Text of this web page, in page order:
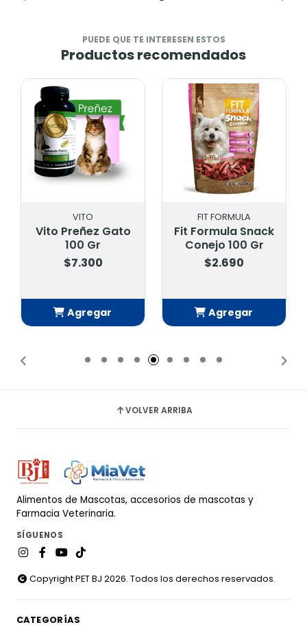
PUEDE QUE TE INTERESEN ESTOS
Productos recomendados
VITO
Vito Preñez Gato
100 Gr
$7.300
Agregar
FIT FORMULA
Fit Formula Snack
Conejo 100 Gr
$2.690
Agregar
VOLVER ARRIBA
Alimentos de Mascotas, accesorios de mascotas y
Farmacia Veterinaria.
SÍGUENOS
Copyright PET BJ 2026. Todos los derechos reservados.
CATEGORÍAS